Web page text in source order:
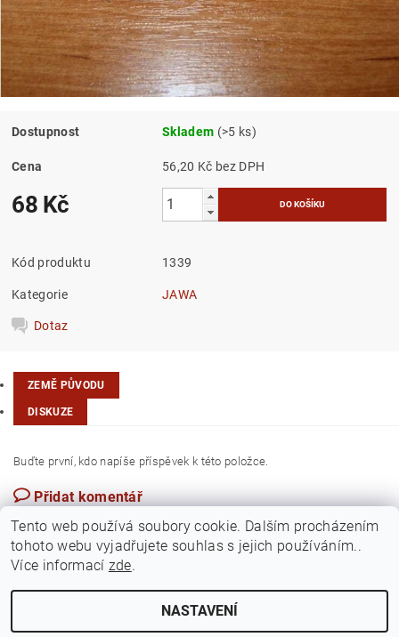
Dostupnost Skladem (>5 ks)
Cena 56,20 Kč bez DPH
68 Kč
Kód produktu 1339
Kategorie JAWA
Dotaz
ZEMĚ PŮVODU
DISKUZE
Buďte první, kdo napíše příspěvek k této položce.
Přidat komentář
Tento web používá soubory cookie. Dalším procházením
tohoto webu vyjadřujete souhlas s jejich používáním..
Více informací zde.
NASTAVENÍ